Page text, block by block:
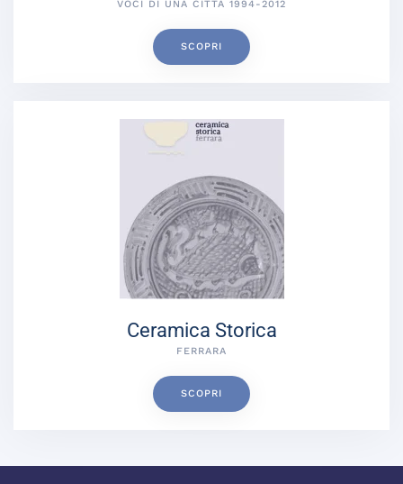
VOCI DI UNA CITTÀ 1994-2012
SCOPRI
Ceramica Storica
FERRARA
SCOPRI